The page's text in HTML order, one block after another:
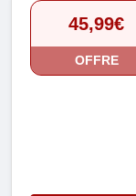
45,99€
OFFRE